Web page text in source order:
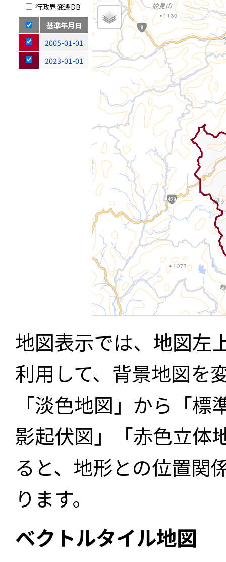
行政界変遷DB
基準年月日
2005-01-01
2023-01-01
地図表示では、地図左
利用して、背景地図を
「淡色地図」から「
影起伏図」「赤色立体
ると、地形との位置関
ります。
ベクトルタイル地図